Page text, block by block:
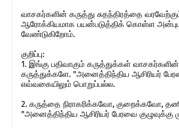
வாசகர்களின் கருத்து சுதந்திரத்தை
ஆரோக்கியமாக பயன்படுத்திக் கொள்ள
வேண்டுகிறோம்.
குறிப்பு:
1. இங்கு பதிவாகும் கருத்துக்கள்
கருத்துக்களே. "அனைத்திந்திய ஆசிரியர்
எவ்வகையிலும் பொறுப்பல்ல.
2. கருத்தை நிராகரிக்கவோ, குறைக்கவோ,
"அனைத்திந்திய ஆசிரியர் பேரவை குழுவுக்கு